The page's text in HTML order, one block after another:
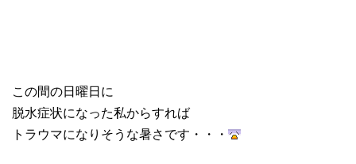
この間の日曜日に
脱水症状になった私からすれば
トラウマになりそうな暑さです・・・